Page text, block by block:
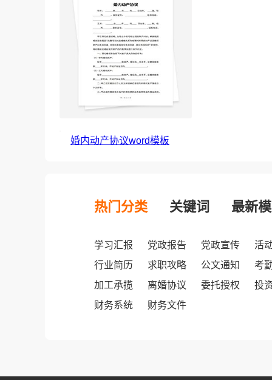
婚内动产协议word模板
热门分类 关键词 最新
学习汇报 党政报告 党政宣传
活
行业简历
求职攻略 公文通知
考
加工承揽
离婚协议 委托授权
投
财务系统
财务文件